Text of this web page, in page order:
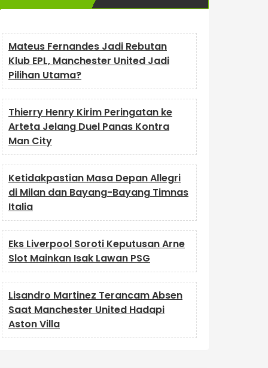
Mateus Fernandes Jadi Rebutan
Klub EPL, Manchester United Jadi
Pilihan Utama?
Thierry Henry Kirim Peringatan ke
Arteta Jelang Duel Panas Kontra
Man City
Ketidakpastian Masa Depan Allegri
di Milan dan Bayang-Bayang Timnas
Italia
Eks Liverpool Soroti Keputusan Arne
Slot Mainkan Isak Lawan PSG
Lisandro Martinez Terancam Absen
Saat Manchester United Hadapi
Aston Villa